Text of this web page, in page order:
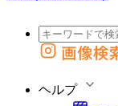
外部サイトの
画像検
ヘルプ